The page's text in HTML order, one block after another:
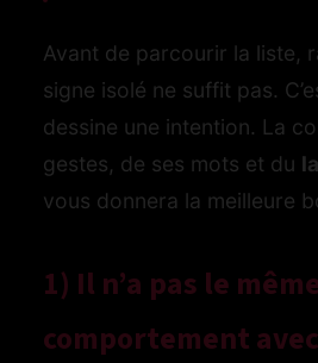
Avant de parcourir la liste,
signe isolé ne suffit pas.
dessine une intention. La
gestes, de ses mots et du
vous donnera la meilleure
1) Il n’a pas le
comportement